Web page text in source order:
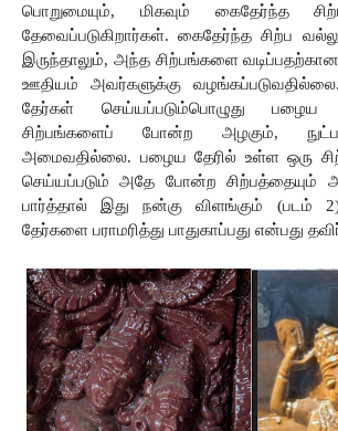
பொறுமையும்,
மிகவும் கைதேர்ந்த
தேவைப்படுகிறார்கள். கைதேர்ந்த சிற்ப
இருந்தாலும், அந்த சிற்பங்களை வடிப்பதற்கான
ஊதியம்
அவர்களுக்கு
தேர்கள்
செய்யப்படும்பொழுது பழைய
சிற்பங்களைப்
போன்ற அழகும்,
அமைவதில்லை. பழைய தேரில் உள்ள ஒரு
செய்யப்படும்
அதே போன்ற சிற்பத்தையும்
பார்த்தால்
இது நன்கு விளங்கும் (படம்
தேர்களை பராமரித்து பாதுகாப்பது என்பது